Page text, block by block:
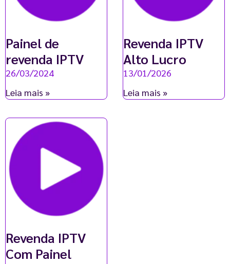
Painel de
revenda IPTV
26/03/2024
Leia mais »
Revenda IPTV
Alto Lucro
13/01/2026
Leia mais »
Revenda IPTV
Com Painel